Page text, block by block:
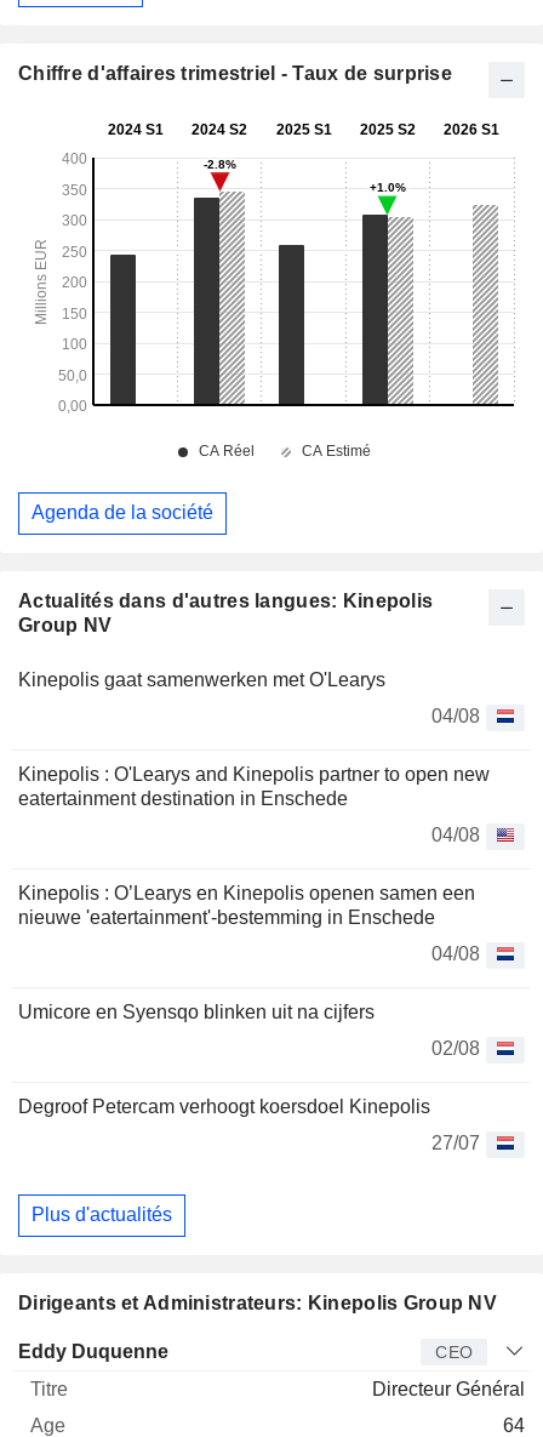
Actualités dans d'autres langues: Kinepolis
Group NV
Kinepolis gaat samenwerken met O'Learys
04/08
Kinepolis : O'Learys and Kinepolis partner to open new
eatertainment destination in Enschede
04/08
Kinepolis : O’Learys en Kinepolis openen samen een
nieuwe 'eatertainment'-bestemming in Enschede
04/08
Umicore en Syensqo blinken uit na cijfers
02/08
Degroof Petercam verhoogt koersdoel Kinepolis
27/07
Plus d'actualités
Dirigeants et Administrateurs: Kinepolis Group NV
Dirigeant Titre Age
Eddy Duquenne CEO
Directeur Général
64
Chiffre d'affaires trimestriel - Taux de surprise
Agenda de la société